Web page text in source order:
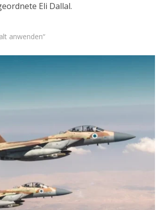
Eli Dallal.
anwenden“
Videopodcast
VIDEOPODCAST – AfD und